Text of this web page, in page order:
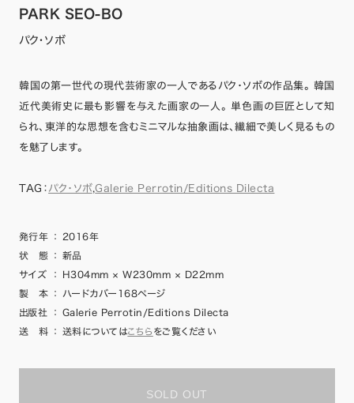
PARK SEO-BO
パク・ソボ
韓国の第一世代の現代芸術家の一人であるパク・ソボの作品集。 韓国
近代美術史に最も影響を与えた画家の一人。 単色画の巨匠として知
られ、東洋的な思想を含むミニマルな抽象画は、繊細で美しく見るもの
を魅了します。
TAG： パク・ソボ,Galerie Perrotin/Editions Dilecta
発行年 ：
2016年
状 態
：
新品
サイズ
：
H304mm × W230mm × D22mm
製 本
：
ハードカバー168ページ
出版社
：
Galerie Perrotin/Editions Dilecta
送 料
： 送料についてはこちら をご覧ください
SOLD OUT